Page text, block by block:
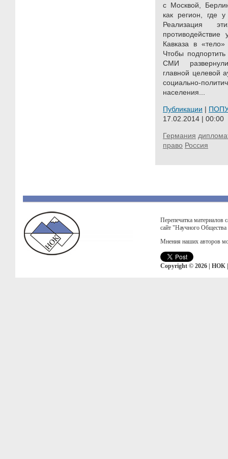
с Москвой,
как регион, где
Реализация
Кавказа в «тело»
Чтобы
СМИ
главной целевой
социально-
населения...
Публикации |
17.02.2014 | 00:00
Германия
право Россия
Перепечатка материалов
сайт "Научного
Мнения наших авторов
Copyright © 2026 | НОК